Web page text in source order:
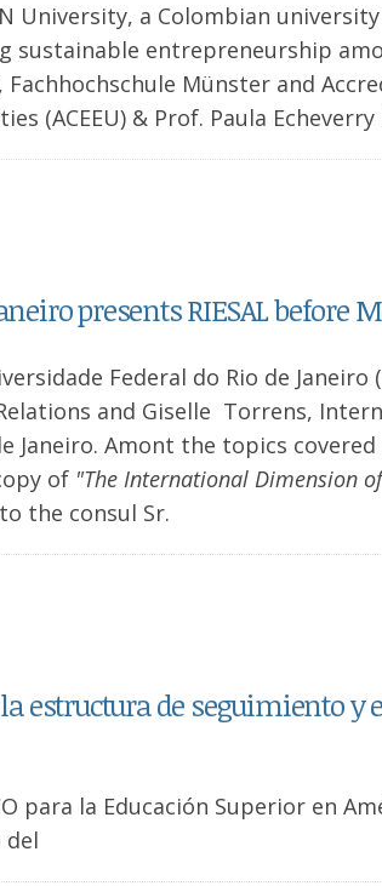
University, a Colombian
entrepreneurship
Münster and
(ACEEU) & Prof. Paula
presents RIESAL before
Federal do Rio de Janeiro
and Giselle Torrens,
Janeiro. Amont the topics covered
of "The International Dimension
the consul Sr.
la estructura de seguimiento y
para la Educación Superior en
del